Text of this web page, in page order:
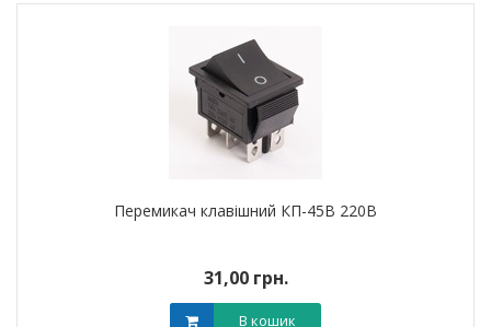
Перемикач клавішний КП-45В 220В
31,00 грн.
В кошик